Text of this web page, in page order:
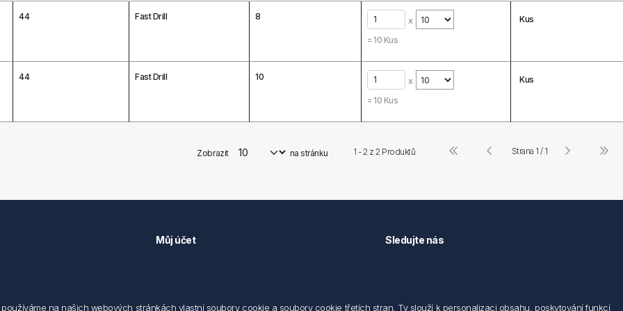
44 Fast Drill 8
x
= 10 Kus
Kus
44 Fast Drill 10
x
= 10 Kus
Kus
Zobrazit na stránku 1 - 2 z2 Produktů Strana 1 / 1
Můj účet Sledujte nás
na našich webových stránkách vlastní soubory cookie a soubory cookie třetích stran. Ty slouží k personalizaci obsahu, poskytování funkcí